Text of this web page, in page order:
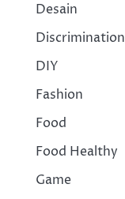
Desain
Discrimination
DIY
Fashion
Food
Food Healthy
Game